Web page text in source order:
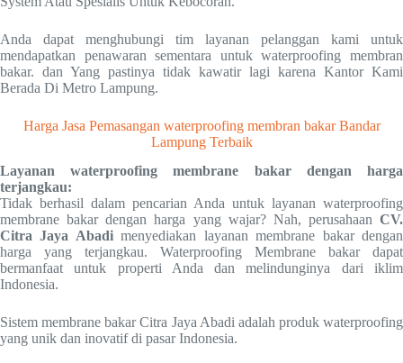
Anda dapat menghubungi tim layanan pelanggan kami untuk
mendapatkan penawaran sementara untuk waterproofing membran
bakar. dan Yang pastinya tidak kawatir lagi karena Kantor Kami
Berada Di Metro Lampung.
Harga Jasa Pemasangan waterproofing membran bakar Bandar
Lampung Terbaik
Layanan waterproofing membrane bakar dengan harga
terjangkau:
Tidak berhasil dalam pencarian Anda untuk layanan waterproofing
membrane bakar dengan harga yang wajar? Nah, perusahaan CV.
Citra Jaya Abadimenyediakan layanan membrane bakar dengan
harga yang terjangkau. Waterproofing Membrane bakar dapat
bermanfaat untuk properti Anda dan melindunginya dari iklim
Indonesia.
Sistem membrane bakar Citra Jaya Abadi adalah produk waterproofing
yang unik dan inovatif di pasar Indonesia.